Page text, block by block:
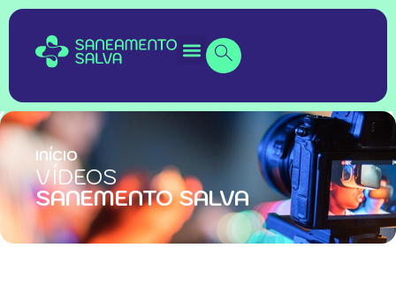
INÍCIO
VÍDEOS
SANEMENTO SALVA